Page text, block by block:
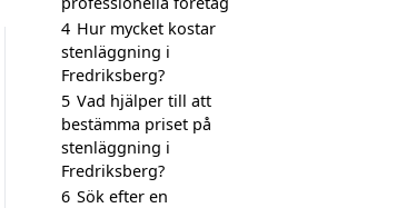
4 Hur mycket kostar
stenläggning i
Fredriksberg?
5 Vad hjälper till att
bestämma priset på
stenläggning i
Fredriksberg?
6 Sök efter en